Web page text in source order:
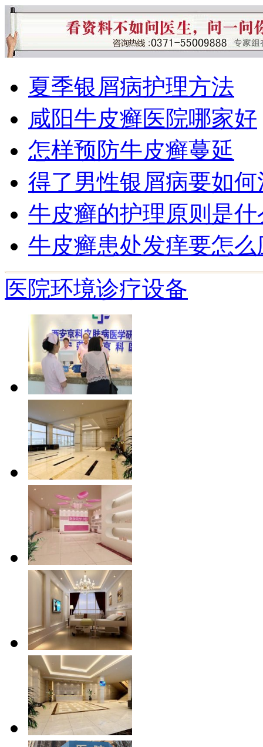
夏季银屑病护理方法
咸阳牛皮癣医院哪家好
怎样预防牛皮癣蔓延
得了男性银屑病要如何
牛皮癣的护理原则是什
牛皮癣患处发痒要怎么
医院环境诊疗设备